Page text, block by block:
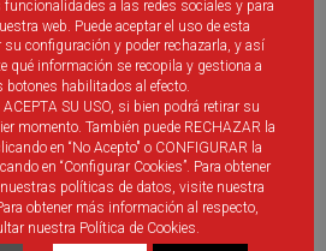
de Entrenador Nacional Nivel C
Federativos de Entrenadores
Sala
de Entrenadores de la RFEF abre el
de Competencias RFEF
de Entrenadores federativos en
para los cursos de
funcionalidades a las redes sociales y para
web. Puede aceptar el uso de esta
configuración y poder rechazarla, y así
qué información se recopila y gestiona a
botones habilitados al efecto.
SU USO, si bien podrá retirar su
momento. También puede RECHAZAR la
en “No Acepto" o CONFIGURAR la
en “Configurar Cookies”. Para obtener
políticas de datos, visite nuestra
obtener más información al respecto,
nuestra Política de Cookies.